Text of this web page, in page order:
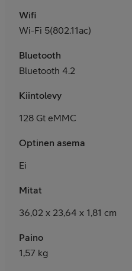
Wifi
Wi-Fi 5(802.11ac)
Bluetooth
Bluetooth 4.2
Kiintolevy
128 Gt eMMC
Optinen asema
Ei
Mitat
36,02 x 23,64 x 1,81 cm
Paino
1,57 kg